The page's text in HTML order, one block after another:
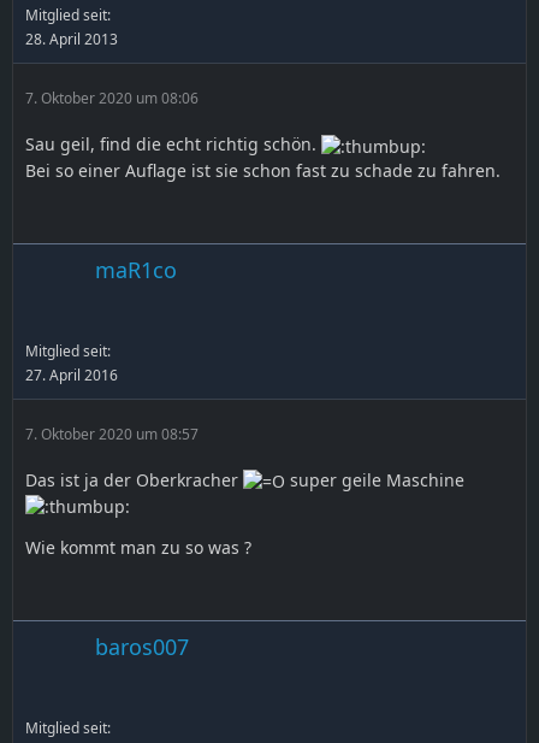
Mitglied seit:
28. April 2013
7. Oktober 2020 um 08:06
Sau geil, find die echt richtig schön.
Bei so einer Auflage ist sie schon fast zu schade zu fahren.
maR1co
Mitglied seit:
27. April 2016
7. Oktober 2020 um 08:57
Das ist ja der Oberkracher super geile Maschine
Wie kommt man zu so was ?
baros007
Mitglied seit: